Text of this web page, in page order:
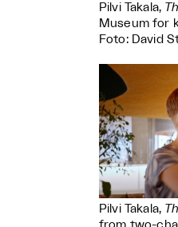
Pilvi Takala,
Museum for
Foto: David
Pilvi Takala,